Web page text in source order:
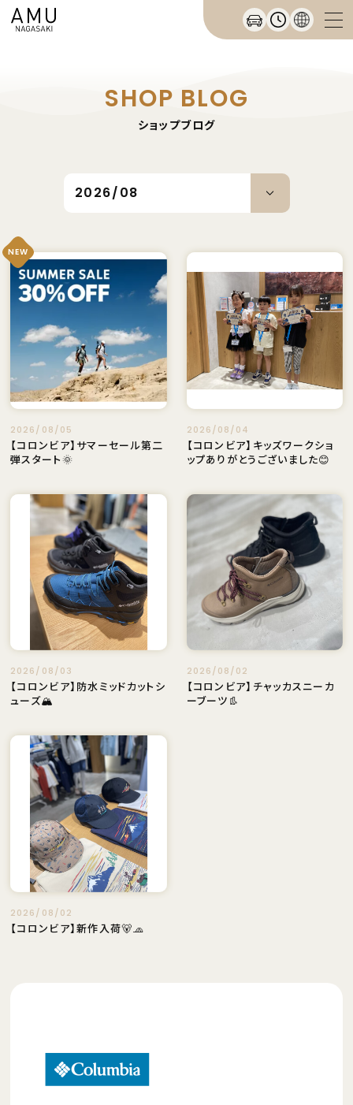
SHOP BLOG
ショップブログ
NEW
2026/08/05
【コロンビア】サマーセール第二
弾スタート🌞
2026/08/04
【コロンビア】キッズワークショ
ップありがとうございました😊
2026/08/03
【コロンビア】防水ミッドカットシ
ューズ🏔
2026/08/02
【コロンビア】チャッカスニーカ
ーブーツ👢
2026/08/02
【コロンビア】新作入荷🐻🧢